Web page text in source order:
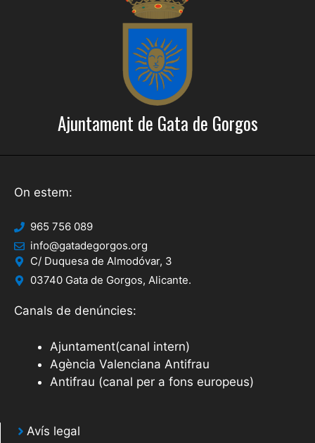
Ajuntament de Gata de Gorgos
On estem:
965 756 089
info@gatadegorgos.org
C/ Duquesa de Almodóvar, 3
03740 Gata de Gorgos, Alicante.
Canals de denúncies:
Ajuntament(canal intern)
Agència Valenciana Antifrau
Antifrau (canal per a fons europeus)
Avís legal